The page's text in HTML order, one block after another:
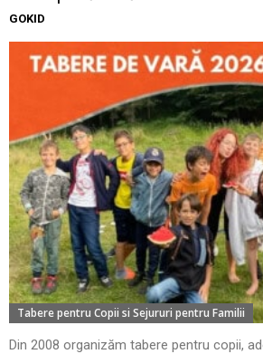
GOKID
Tabere pentru Copii si Sejururi pentru Familii
Din 2008 organizăm tabere pentru copii,